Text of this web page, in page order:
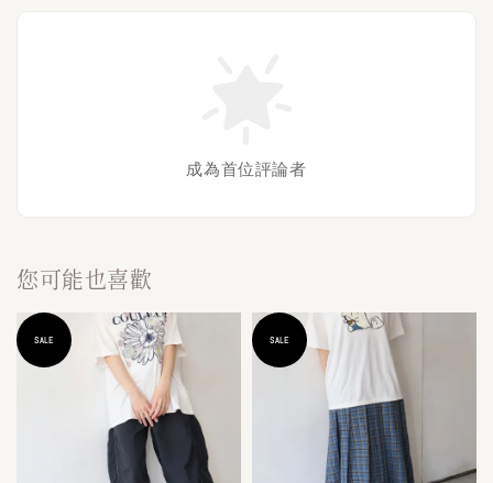
成為首位評論者
您可能也喜歡
SALE SALE